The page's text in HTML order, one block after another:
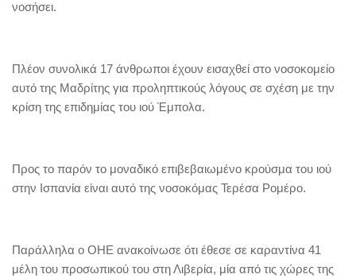
νοσήσει.
Πλέον συνολικά 17 άνθρωποι έχουν εισαχθεί στο νοσοκομείο
αυτό της Μαδρίτης για προληπτικούς λόγους σε σχέση με την
κρίση της επιδημίας του ιού Έμπολα.
Προς το παρόν το μοναδικό επιβεβαιωμένο κρούσμα του ιού
στην Ισπανία είναι αυτό της νοσοκόμας Τερέσα Ρομέρο.
Παράλληλα ο ΟΗΕ ανακοίνωσε ότι έθεσε σε καραντίνα 41
μέλη του προσωπικού του στη Λιβερία, μία από τις χώρες της